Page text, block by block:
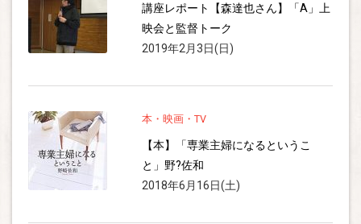
講座レポート【森達也さん】「A」上
映会と監督トーク
2019年2月3日(日)
本・映画・TV
【本】「専業主婦になるというこ
と」野?佐和
2018年6月16日(土)